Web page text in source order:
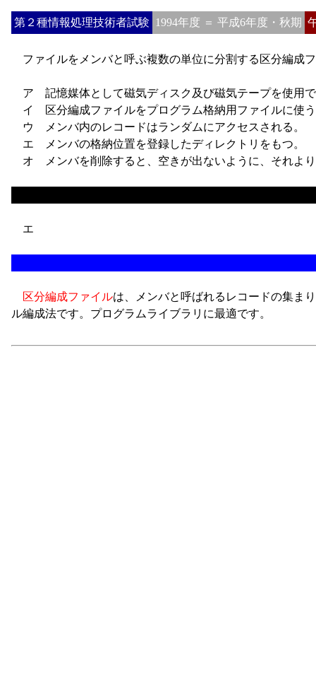
第２種情報処理技術者試験 1994年度 ＝ 平成6年度・秋期
ファイルをメンバと呼ぶ複数の単位に分割する区分編成
ア 記憶媒体として磁気ディスク及び磁気テープを使用
イ
区分編成ファイルをプログラム格納用ファイルに使
ウ
メンバ内のレコードはランダムにアクセスされる。
エ メンバの格納位置を登録したディレクトリをもつ。
オ メンバを削除すると、空きが出ないように、それよ
エ
区分編成ファイルは、メンバと呼ばれるレコードの集ま
ル編成法です。プログラムライブラリに最適です。